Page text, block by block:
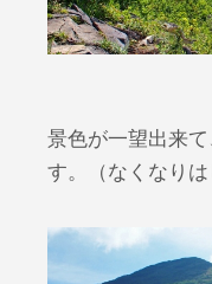
景色が一望出来
す。（なくなりは